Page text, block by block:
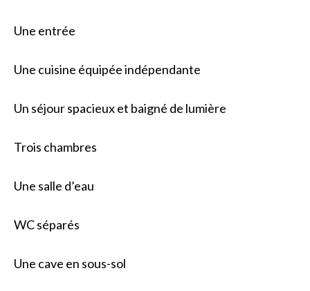
Une entrée
Une cuisine équipée indépendante
Un séjour spacieux et baigné de lumière
Trois chambres
Une salle d’eau
WC séparés
Une cave en sous-sol